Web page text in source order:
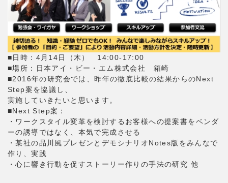
■日時：4月14日（木） 14:00-17:00
■場所：日本アイ・ビー・エム株式会社 箱崎
■2016年の研究会では、昨年の徹底比較の結果からのNext
Step案を協議し、
実施していきたいと思います。
■Next Step案：
・ワークスタイル変革を検討するお客様への提案書をベンダ
ーの誘導ではなく、本気で完成させる
・某社の品川風プレゼンとデモシナリオNotes版をみんなで
作り、実践
・心に響き行動を促すストーリー作りの手法の研究 他